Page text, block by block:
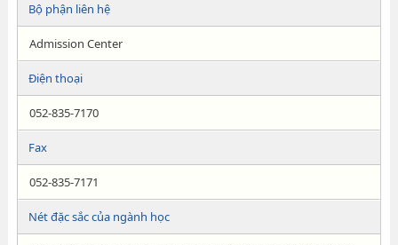
Bộ phận liên hệ
Admission Center
Điện thoại
052-835-7170
Fax
052-835-7171
Nét đặc sắc của ngành học